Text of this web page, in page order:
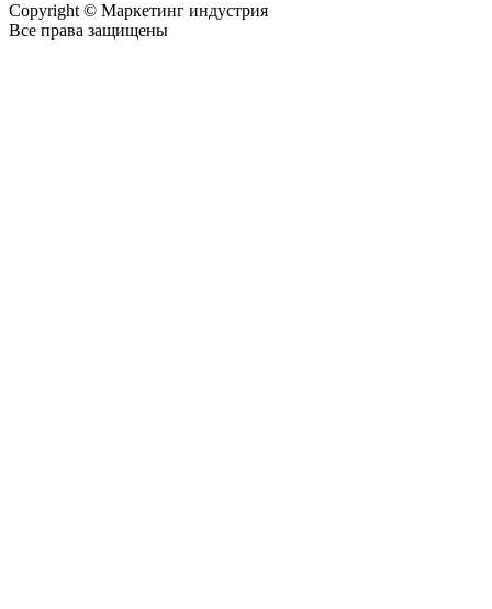
Copyright © Маркетинг индустрия
Все права защищены